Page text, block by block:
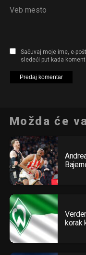
Veb mesto
Sačuvaj moje ime, e-
sledeći put kada
Možda će
korak